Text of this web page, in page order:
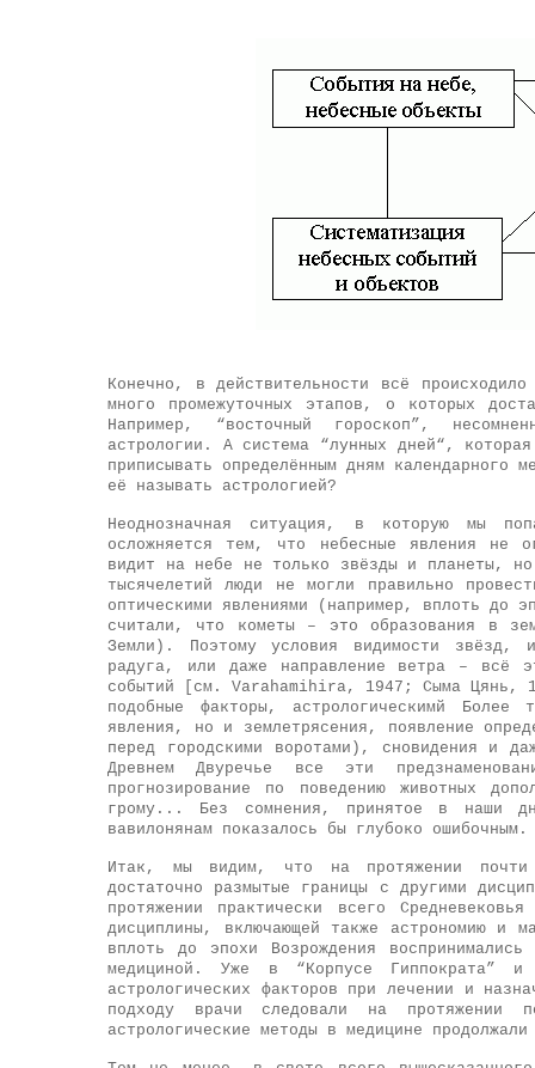
Конечно, в действительности всё
много промежуточных этапов, о которых
Например, “восточный гороскоп”,
астрологии. А система “лунных дней“,
приписывать определённым дням календарного
её называть астрологией?
Неоднозначная ситуация, в которую мы
осложняется тем, что небесные явления не
видит на небе не только звёзды и планеты,
тысячелетий люди не могли правильно
оптическими явлениями (например, вплоть до
считали, что кометы – это образования в
Земли). Поэтому условия видимости звёзд,
радуга, или даже направление ветра – всё
событий [см. Varahamihira, 1947; Сыма Цянь,
подобные факторы, астрологическимй
явления, но и землетрясения, появление
перед городскими воротами), сновидения и
Древнем Двуречье все эти
прогнозирование по поведению животных
грому... Без сомнения, принятое в наши
вавилонянам показалось бы глубоко ошибочным.
Итак, мы видим, что на протяжении почти
достаточно размытые границы с другими
протяжении практически всего
дисциплины, включающей также астрономию и
вплоть до эпохи Возрождения
медициной. Уже в “Корпусе Гиппократа” и
астрологических факторов при лечении и
подходу врачи следовали на протяжении
астрологические методы в медицине